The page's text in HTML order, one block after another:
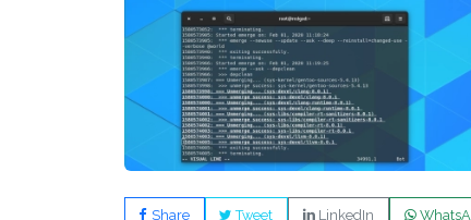
Share Tweet LinkedIn